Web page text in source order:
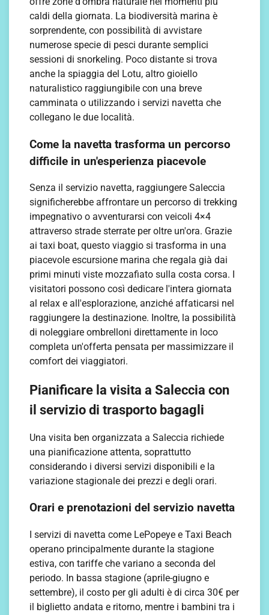
caldi della giornata. La biodiversità marina è
sorprendente, con possibilità di avvistare
numerose specie di pesci durante semplici
sessioni di snorkeling. Poco distante si trova
anche la spiaggia del Lotu, altro gioiello
naturalistico raggiungibile con una breve
camminata o utilizzando i servizi navetta che
collegano le due località.
Come la navetta trasforma un percorso
difficile in un'esperienza piacevole
Senza il servizio navetta, raggiungere Saleccia
significherebbe affrontare un percorso di trekking
impegnativo o avventurarsi con veicoli 4×4
attraverso strade sterrate per oltre un'ora. Grazie
ai taxi boat, questo viaggio si trasforma in una
piacevole escursione marina che regala già dai
primi minuti viste mozzafiato sulla costa corsa. I
visitatori possono così dedicare l'intera giornata
al relax e all'esplorazione, anziché affaticarsi nel
raggiungere la destinazione. Inoltre, la possibilità
di noleggiare ombrelloni direttamente in loco
completa un'offerta pensata per massimizzare il
comfort dei viaggiatori.
Pianificare la visita a Saleccia con
il servizio di trasporto bagagli
Una visita ben organizzata a Saleccia richiede
una pianificazione attenta, soprattutto
considerando i diversi servizi disponibili e la
variazione stagionale dei prezzi e degli orari.
Orari e prenotazioni del servizio navetta
I servizi di navetta come LePopeye e Taxi Beach
operano principalmente durante la stagione
estiva, con tariffe che variano a seconda del
periodo. In bassa stagione (aprile-giugno e
settembre), il costo per gli adulti è di circa 30€ per
il biglietto andata e ritorno, mentre i bambini tra i